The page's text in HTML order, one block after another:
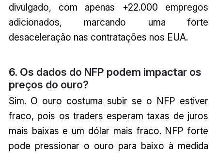
divulgado, com apenas +22.000 empregos
adicionados, marcando uma forte
desaceleração nas contratações nos EUA.
6. Os dados do NFP podem impactar os
preços do ouro?
Sim. O ouro costuma subir se o NFP estiver
fraco, pois os traders esperam taxas de juros
mais baixas e um dólar mais fraco. NFP forte
pode pressionar o ouro para baixo à medida